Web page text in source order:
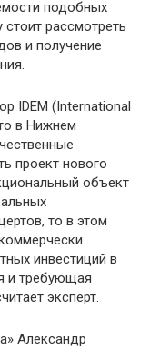
подобных
рассмотреть
и получение
IDEM (International
в Нижнем
проект нового
объект
то в этом
инвестиций в
и требующая
эксперт.
Александр